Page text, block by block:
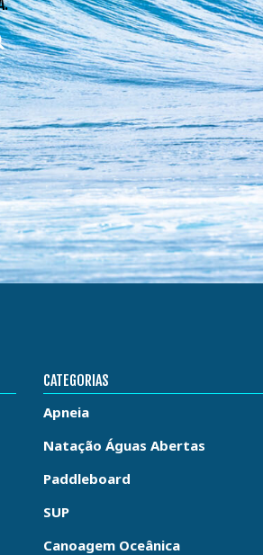
CATEGORIAS
Apneia
Natação Águas Abertas
Paddleboard
SUP
Canoagem Oceânica